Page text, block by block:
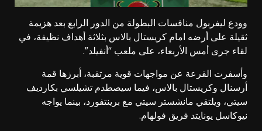
وودع ليفربول منافسات البطولة من الدور الرابع بعد هزيمة
ثقيلة على أرضه امام كريستال بالاس بثلاثة أهداف نظيفة، في
لقاء جرى أمس الأربعاء، على ملعب “أنفيلد”.
وأسفرت القرعة عن مواجهات قوية مرتقبة، أبرزها قمة
أرسنال وكريستال بالاس، فيما سيصطدم تشيلسي بكارديف
سيتي، ويلتقي مانشستر سيتي مع برينتفورد، بينما يواجه
نيوكاسل يونايتد فريق فولهام.